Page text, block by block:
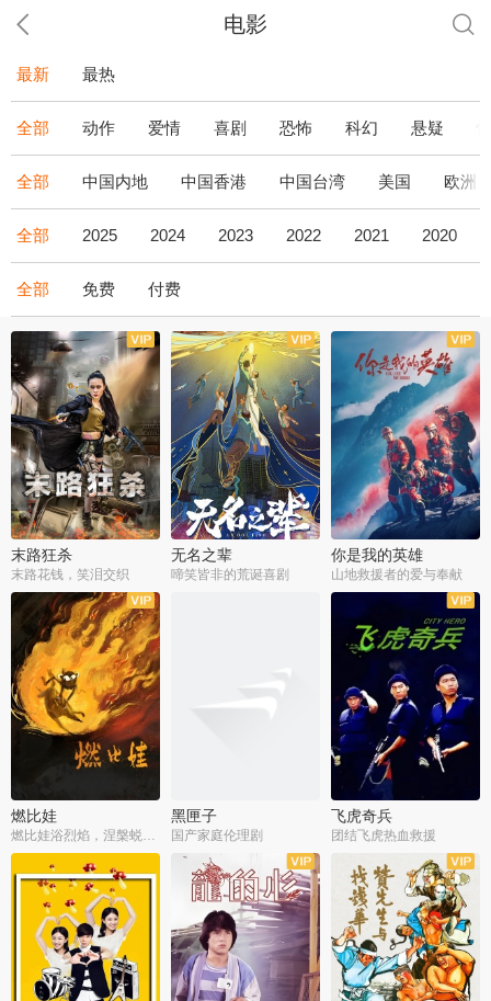
电影
最新 最热
全部 动作 爱情 喜剧 恐怖 科幻 悬疑
全部 中国内地 中国香港 中国台湾 美国 欧洲
全部 2025 2024 2023 2022 2021 2020
全部 免费 付费
末路狂杀
末路花钱，笑泪交织
无名之辈
啼笑皆非的荒诞喜剧
你是我的英雄
山地救援者的爱与奉献
燃比娃
燃比娃浴烈焰，涅槃蜕变成人
黑匣子
国产家庭伦理剧
飞虎奇兵
团结飞虎热血救援